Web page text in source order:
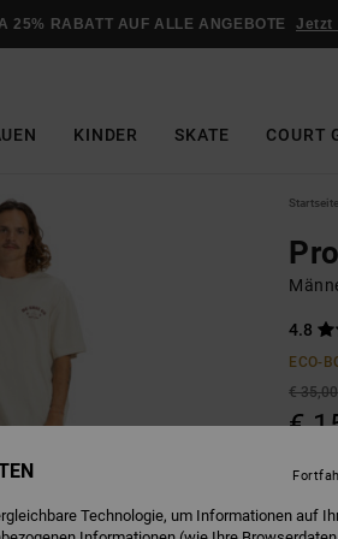
25% RABATT AUF ALLE ANGEBOTE Jetzt
KINDER SKATE COURT
Startseite
4.8
ECO-
€ 35,00
€
Technologie, um Informationen auf